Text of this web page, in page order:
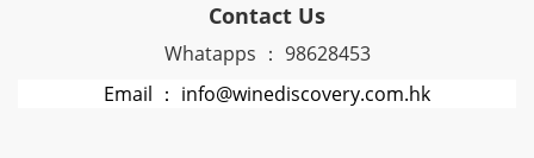
Contact Us
Whatapps ： 98628453
Email ： info@winediscovery.com.hk